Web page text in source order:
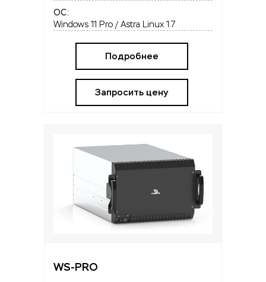
OC:
Windows 11 Pro / Astra Linux 1.7
Подробнее
Запросить цену
WS-PRO